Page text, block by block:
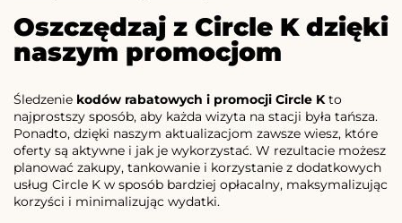
Oszczędzaj z Circle K dzięki
naszym promocjom
Śledzenie kodów rabatowych i promocji Circle Kto
najprostszy sposób, aby każda wizyta na stacji była tańsza.
Ponadto, dzięki naszym aktualizacjom zawsze wiesz, które
oferty są aktywne i jak je wykorzystać. W rezultacie możesz
planować zakupy, tankowanie i korzystanie z dodatkowych
usług Circle K w sposób bardziej opłacalny, maksymalizując
korzyści i minimalizując wydatki.